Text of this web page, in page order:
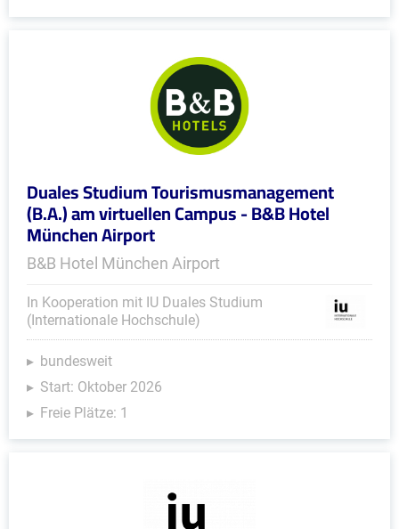
Duales Studium Tourismusmanagement
(B.A.) am virtuellen Campus - B&B Hotel
München Airport
B&B Hotel München Airport
In Kooperation mit IU Duales Studium
(Internationale Hochschule)
bundesweit
Start: Oktober 2026
Freie Plätze: 1